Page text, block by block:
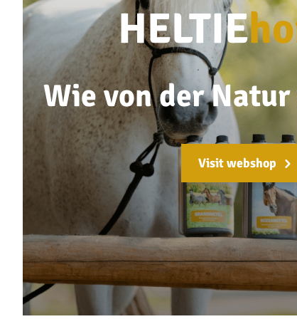
HELTIE
Wie von der Natur
Visit webshop